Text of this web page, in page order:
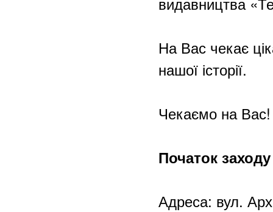
На Вас чекає
нашої історії.
Чекаємо на
Початок
Адреса: вул.